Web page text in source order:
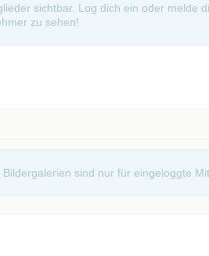
sichtbar. Log dich ein oder melde
zu sehen!
Bildergalerien sind nur für eingeloggte